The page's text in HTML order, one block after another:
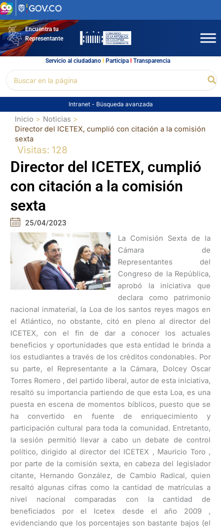
Ir
al
contenidoEncuentra tu
Representante
Servicio al ciudadano l Participal Transparencia
por:
Intranet - Búsqueda avanzada
Inicio
Noticias
Director del ICETEX, cumplió con citación a la comisión
sexta
Visitas: 128
Director del ICETEX, cumplió
con citación a la comisión
sexta
25/04/2023
La Comisión Sexta de la
Cámara de
Representantes del
Congreso de la República,
aprobó la iniciativa que
declara como patrimonio
nacional inmaterial, la Loa de los santos reyes magos en
el Atlántico, no obstante, citó en pleno al director del
ICETEX, con el fin de dar a conocer los actuales
beneficios y oportunidades que esta entidad le brinda a
los estudiantes a través de los créditos condonables. Por
su parte, el Representante a la Cámara, Dolcey Oscar
Torres Romero , del partido liberal, autor de esta iniciativa,
resaltó su importancia partiendo de que esta Loa, es una
puesta en escena de momentos bíblicos, puesto que se
ha convertido en fuente de enriquecimiento y
participación cultural para toda la comunidad. Entretanto,
la sesión permitió llevar a cabo un debate de control
político, dirigido al director del ICETEX , Mauricio Toro ,
por parte de la comisión sexta, en cabeza del legislador
citante, Hernando González, de Cambio Radical, quien
resaltó algunas cifras como la cantidad de matrículas a
nivel nacional comparadas con la cantidad de
beneficiados por el Icetex desde el año 2009 ,
evidenciando que los porcentajes son bastante bajos (el